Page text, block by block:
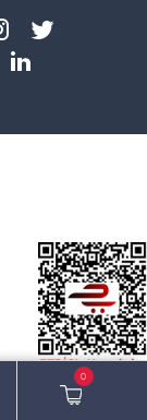
0
twitter